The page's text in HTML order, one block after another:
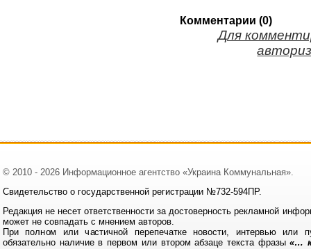
Комментарии (0)
Для
© 2010 - 2026 Информационное агентство «Украина Коммунальная».
Свидетельство о государственной регистрации №732-594ПР.
Редакция не несет ответственности за достоверность рекламной
может не совпадать с мнением авторов.
При полном или частичной перепечатке новости, интервью или
обязательно наличие в первом или втором абзаце текста фразы «…